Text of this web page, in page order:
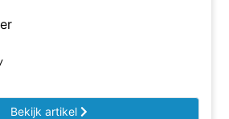
Bekijk artikel